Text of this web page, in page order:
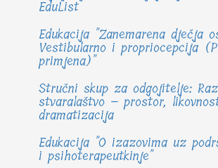
EduList
Edukacija "Zanemarena dječja
Vestibularno i propriocepcija
primjena)"
Stručni skup za odgojitelje:
stvaralaštvo – prostor,
dramatizacija
Edukacija "O izazovima uz
i psihoterapeutkinje"